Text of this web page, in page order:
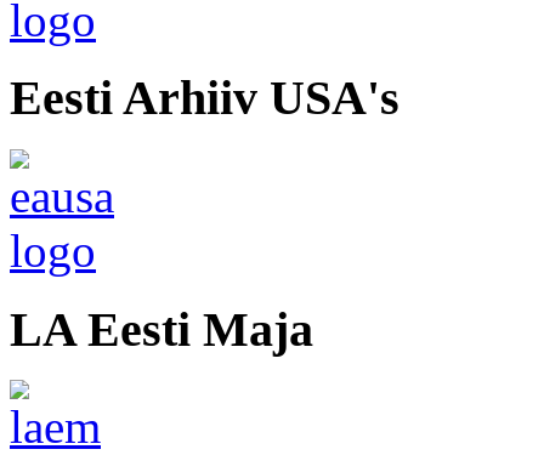
Eesti Arhiiv USA's
LA Eesti Maja